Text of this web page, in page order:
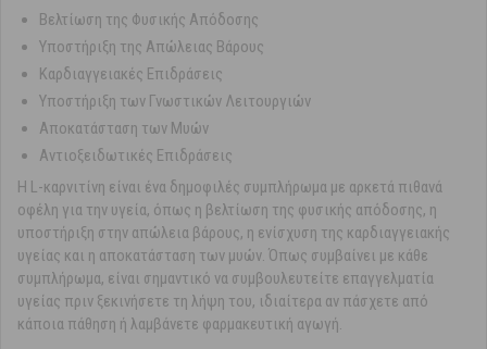
Βελτίωση της Φυσικής Απόδοσης
Υποστήριξη της Απώλειας Βάρους
Καρδιαγγειακές Επιδράσεις
Υποστήριξη των Γνωστικών Λειτουργιών
Αποκατάσταση των Μυών
Αντιοξειδωτικές Επιδράσεις
Η L-καρνιτίνη είναι ένα δημοφιλές συμπλήρωμα με αρκετά πιθανά
οφέλη για την υγεία, όπως η βελτίωση της φυσικής απόδοσης, η
υποστήριξη στην απώλεια βάρους, η ενίσχυση της καρδιαγγειακής
υγείας και η αποκατάσταση των μυών. Όπως συμβαίνει με κάθε
συμπλήρωμα, είναι σημαντικό να συμβουλευτείτε επαγγελματία
υγείας πριν ξεκινήσετε τη λήψη του, ιδιαίτερα αν πάσχετε από
κάποια πάθηση ή λαμβάνετε φαρμακευτική αγωγή.